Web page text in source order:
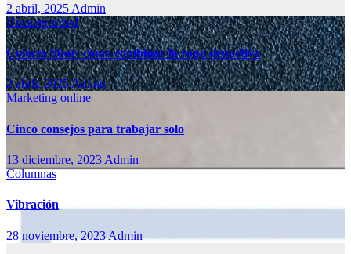
2 abril, 2025 Admin
Uncategorized
Colores flúor: cómo combinar la ropa deportiva
2 abril, 2025Admin
Marketing online
Cinco consejos para trabajar solo
13 diciembre, 2023 Admin
Columnas
Vibración
28 noviembre, 2023 Admin